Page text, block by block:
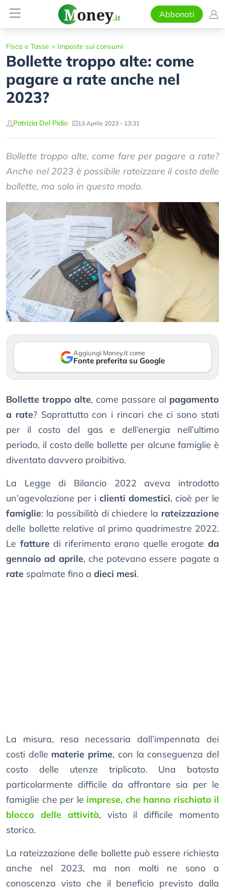
Abbonati
Fisco e Tasse > Imposte sui consumi
Bollette troppo alte: come
pagare a rate anche nel
2023?
Patrizia Del Pidio 13 Aprile 2023 - 13:31
Bollette troppo alte, come fare per pagare a rate?
Anche nel 2023 è possibile rateizzare il costo delle
bollette, ma solo in questo modo.
Aggiungi Money.it come
Fonte preferita su Google
Bollette troppo alte, come passare al pagamento
a rate? Soprattutto con i rincari che ci sono stati
per il costo del gas e dell’energia nell’ultimo
periodo, il costo delle bollette per alcune famiglie è
diventato davvero proibitivo.
La Legge di Bilancio 2022 aveva introdotto
un’agevolazione per i clienti domestici, cioè per le
famiglie: la possibilità di chiedere la rateizzazione
delle bollette relative al primo quadrimestre 2022.
Le fatturedi riferimento erano quelle erogateda
gennaio ad aprile, che potevano essere pagate a
rate spalmate fino a dieci mesi.
La misura, resa necessaria dall’impennata dei
costi delle materie prime, con la conseguenza del
costo delle utenze triplicato. Una batosta
particolarmente difficile da affrontare sia per le
famiglie che per le imprese, che hanno rischiato il
blocco delle attività, visto il difficile momento
storico.
La rateizzazione delle bollette può essere richiesta
anche nel 2023, ma non molti ne sono a
conoscenza visto che il beneficio previsto dalla